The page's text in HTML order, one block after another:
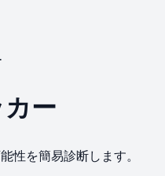
ー
性を簡易診断します。